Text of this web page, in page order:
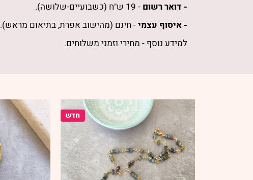
- דואר רשום - 19 ש"ח (כשבועיים-שלושה).
- איסוף עצמי- חינם (מהישוב אפרת, בתיאום מראש).
למידע נוסף - מחירי וזמני משלוחים.
חדש